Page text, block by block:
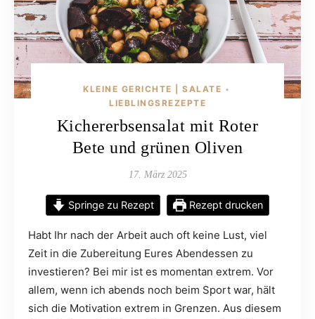
KLEINE GERICHTE | SALATE •
LIEBLINGSREZEPTE
Kichererbsensalat mit Roter
Bete und grünen Oliven
17. März 2025
Springe zu Rezept Rezept drucken
Habt Ihr nach der Arbeit auch oft keine Lust, viel
Zeit in die Zubereitung Eures Abendessen zu
investieren? Bei mir ist es momentan extrem. Vor
allem, wenn ich abends noch beim Sport war, hält
sich die Motivation extrem in Grenzen. Aus diesem